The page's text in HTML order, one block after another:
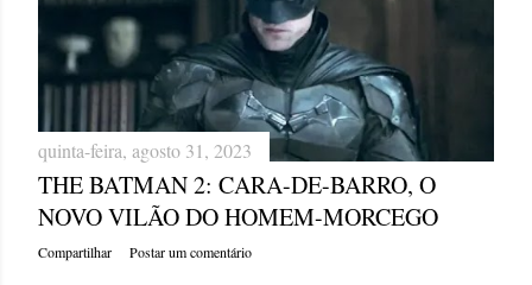
a
g
e
n
s
quinta-feira, agosto 31, 2023
THE BATMAN 2: CARA-DE-BARRO, O
NOVO VILÃO DO HOMEM-MORCEGO
Compartilhar Postar um comentário